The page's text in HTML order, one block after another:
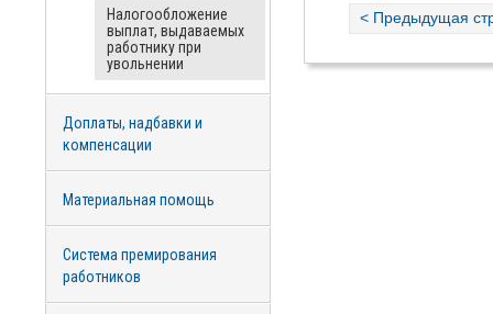
< Предыдущая
Налогообложение
выплат, выдаваемых
работнику при
увольнении
Доплаты, надбавки и
компенсации
Материальная помощь
Система премирования
работников